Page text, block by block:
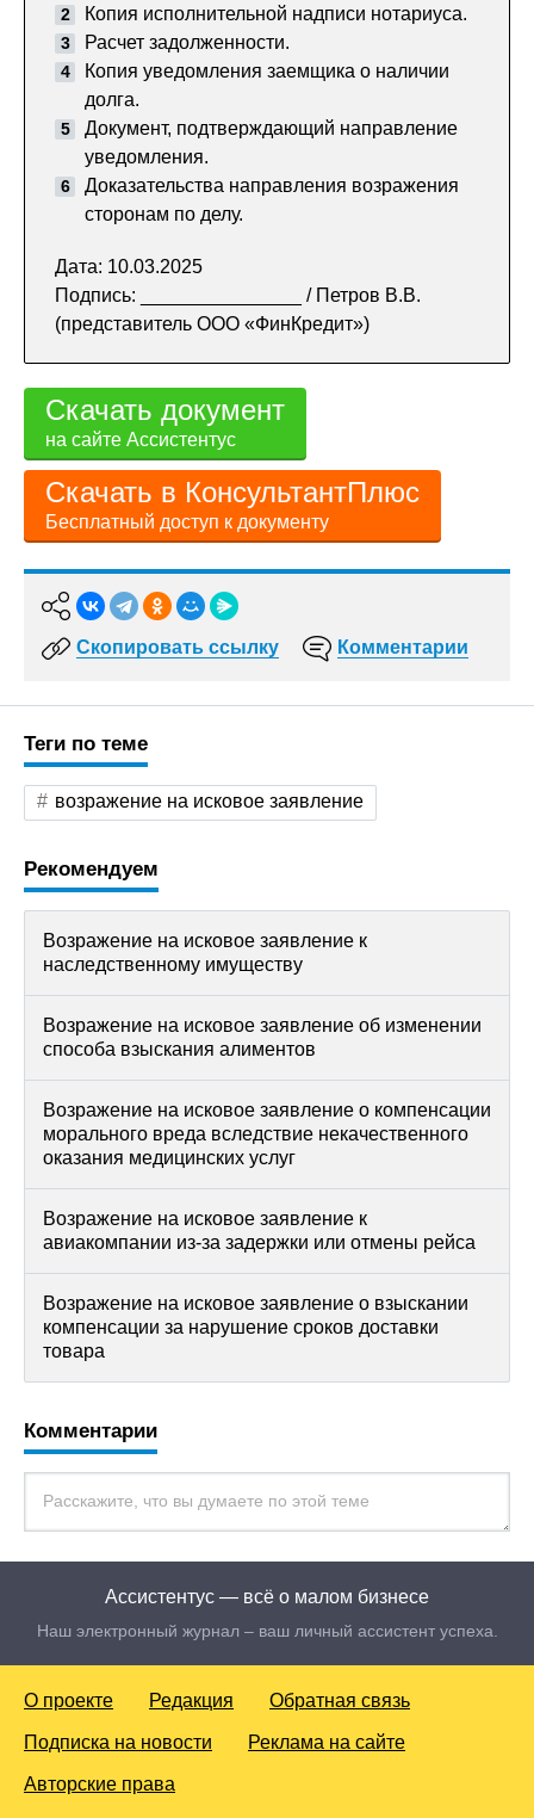
Копия исполнительной надписи нотариуса.
Расчет задолженности.
Копия уведомления заемщика о наличии
долга.
Документ, подтверждающий направление
уведомления.
Доказательства направления возражения
сторонам по делу.
Дата: 10.03.2025
Подпись: _______________ / Петров В.В.
(представитель ООО «ФинКредит»)
Скачать документ
на сайте Ассистентус
Скачать в КонсультантПлюс
Бесплатный доступ к документу
Скопировать ссылку Комментарии
Теги по теме
возражение на исковое заявление
Рекомендуем
Возражение на исковое заявление к
наследственному имуществу
Возражение на исковое заявление об изменении
способа взыскания алиментов
Возражение на исковое заявление о компенсации
морального вреда вследствие некачественного
оказания медицинских услуг
Возражение на исковое заявление к
авиакомпании из-за задержки или отмены рейса
Возражение на исковое заявление о взыскании
компенсации за нарушение сроков доставки
товара
Комментарии
Ассистентус — всё о малом бизнесе
Наш электронный журнал – ваш личный ассистент успеха.
О проекте Редакция Обратная связь
Подписка на новости Реклама на сайте
Авторские права